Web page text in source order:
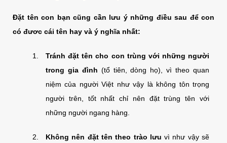
Đặt tên con bạn cũng cần lưu ý những điều sau để con
có đươc cái tên hay và ý nghĩa nhất:
Tránh đặt tên cho con trùng với những người
trong gia đình (tổ tiên, dòng họ), vì theo quan
niệm của người Việt như vậy là không tôn trọng
người trên, tốt nhất chỉ nên đặt trùng tên với
những người ngang hàng.
Không nên đặt tên theo trào lưu vì như vậy sẽ